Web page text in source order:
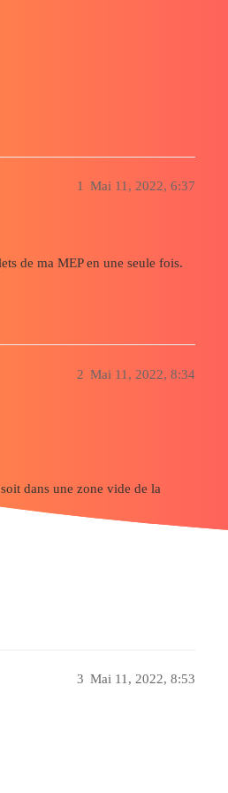
Mai 11, 2022, 6:37
1
de ma MEP en une seule fois.
Mai 11, 2022, 8:34
2
dans une zone vide de la
Mai 11, 2022, 8:53
3